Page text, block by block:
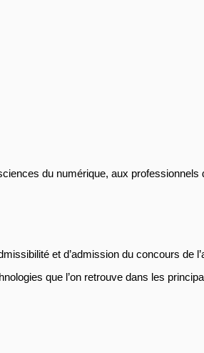
du numérique, aux professionnels
et d’admission du concours de
que l’on retrouve dans les